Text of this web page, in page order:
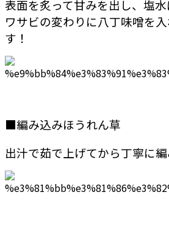
表面を炙って甘みを出し、塩水
ワサビの変わりに八丁味噌を
す！
■編み込みほうれん草
出汁で茹で上げてから丁寧に編